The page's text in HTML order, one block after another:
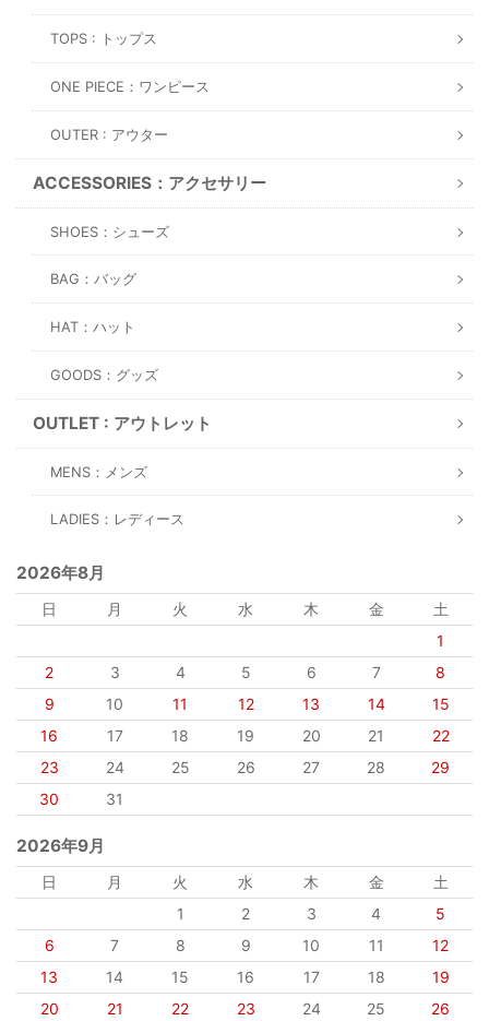
TOPS : トップス
ONE PIECE：ワンピース
OUTER : アウター
ACCESSORIES：アクセサリー
SHOES：シューズ
BAG：バッグ
HAT：ハット
GOODS：グッズ
OUTLET : アウトレット
MENS：メンズ
LADIES：レディース
2026年8月
日 月 火 水 木 金
土
1
2
3 4 5 6 7
8
9
10 11 12 13 14
15
16
17 18 19 20 21
22
23
24 25 26 27 28
29
30
31
2026年9月
日 月 火 水 木 金
土
1
2 3 4
5
6
7 8 9 10 11
12
13
14 15 16 17 18
19
20
21 22 23 24 25
26